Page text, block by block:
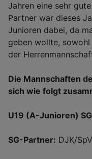
Jahren eine sehr
Partner war dieses
Junioren dabei, da
geben wollte,
der
Die Mannschaften
sich wie folgt
U19 (A-Junioren)
SG-Partner: DJK/